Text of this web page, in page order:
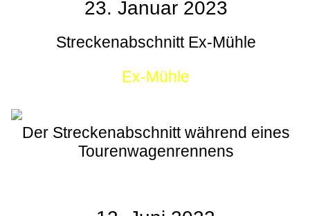
23. Januar 2023
Streckenabschnitt Ex-Mühle
Ex-Mühle
Der Streckenabschnitt während eines
Tourenwagenrennens